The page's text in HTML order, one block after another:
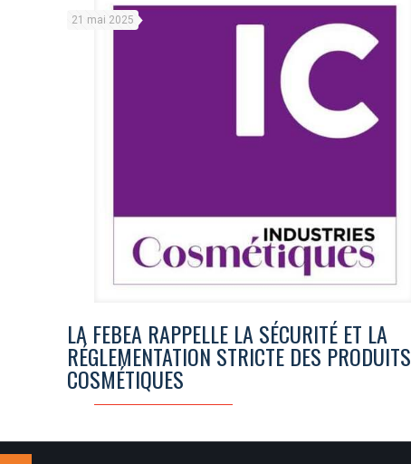
21 mai 2025
LA FEBEA RAPPELLE LA SÉCURITÉ ET LA
RÉGLEMENTATION STRICTE DES PRODUITS
COSMÉTIQUES